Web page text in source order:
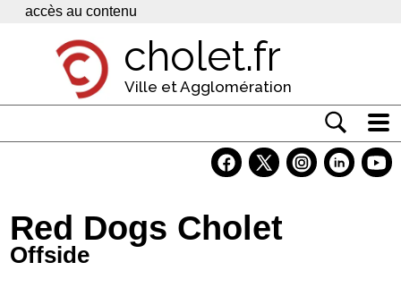
Panneau de gestion des cookies
accès au contenu
cholet.fr
Ville et Agglomération
Economie
Red Dogs Cholet
Offside